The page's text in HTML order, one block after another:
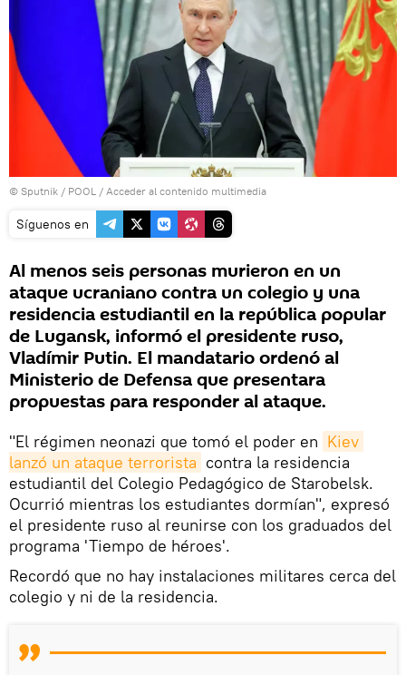
© Sputnik / POOL / Acceder al contenido multimedia
Síguenos en
Al menos seis personas murieron en un
ataque ucraniano contra un colegio y una
residencia estudiantil en la república popular
de Lugansk, informó el presidente ruso,
Vladímir Putin. El mandatario ordenó al
Ministerio de Defensa que presentara
propuestas para responder al ataque.
"El régimen neonazi que tomó el poder en Kiev
lanzó un ataque terrorista contra la residencia
estudiantil del Colegio Pedagógico de Starobelsk.
Ocurrió mientras los estudiantes dormían", expresó
el presidente ruso al reunirse con los graduados del
programa 'Tiempo de héroes'.
Recordó que no hay instalaciones militares cerca del
colegio y ni de la residencia.